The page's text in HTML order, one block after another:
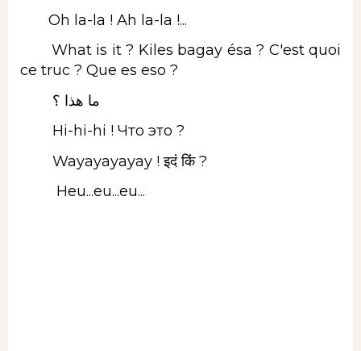
Oh la-la ! Ah la-la !...
What is it ? Kiles bagay ésa ? C'est quoi
ce truc ? Que es eso ?
Hi-hi-hi ! Что это ?
Wayayayayay ! इदं किं ?
Heu...eu...eu...